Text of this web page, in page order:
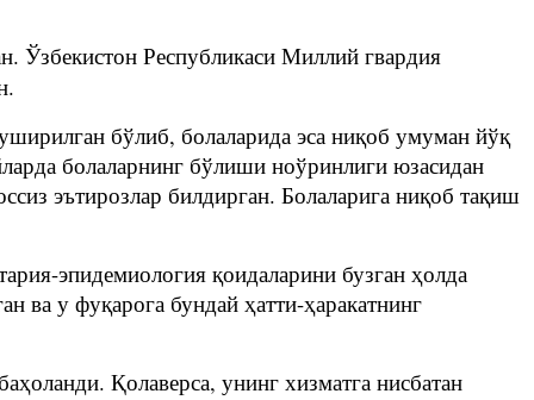
Ўзбекистон Республикаси Миллий гвардия
бўлиб, болаларида эса ниқоб умуман йўқ
болаларнинг бўлиши ноўринлиги юзасидан
эътирозлар билдирган. Болаларига ниқоб тақиш
эпидемиология қоидаларини бузган ҳолда
ва у фуқарога бундай ҳатти-ҳаракатнинг
Қолаверса, унинг хизматга нисбатан